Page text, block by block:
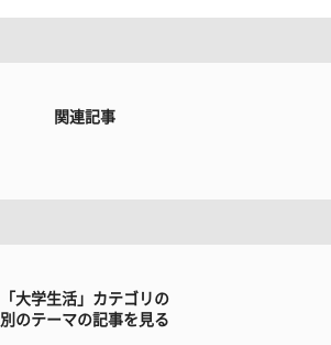
関連記事
「大学生活」カテゴリの
別のテーマの記事を見る